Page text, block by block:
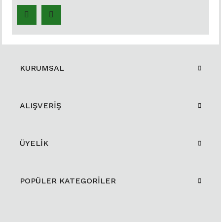
KURUMSAL
ALIŞVERİŞ
ÜYELİK
POPÜLER KATEGORİLER